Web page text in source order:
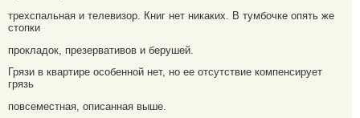
трехспальная и телевизор. Книг нет никаких. В тумбочке опять же
стопки
прокладок, презервативов и берушей.
Грязи в квартире особенной нет, но ее отсутствие компенсирует
грязь
повсеместная, описанная выше.